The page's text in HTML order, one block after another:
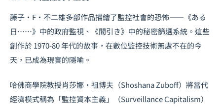
藤子·F·不二雄多部作品描繪了監控社會的恐怖——《ある
日……》中的政府監視、《間引き》中的秘密篩選系統。這些
創作於 1970-80 年代的故事，在數位監控技術無處不在的今
天，已成為現實的隱喻。
哈佛商學院教授肖莎娜·祖博夫（Shoshana Zuboff）將當代
經濟模式稱為「監控資本主義」（Surveillance Capitalism）